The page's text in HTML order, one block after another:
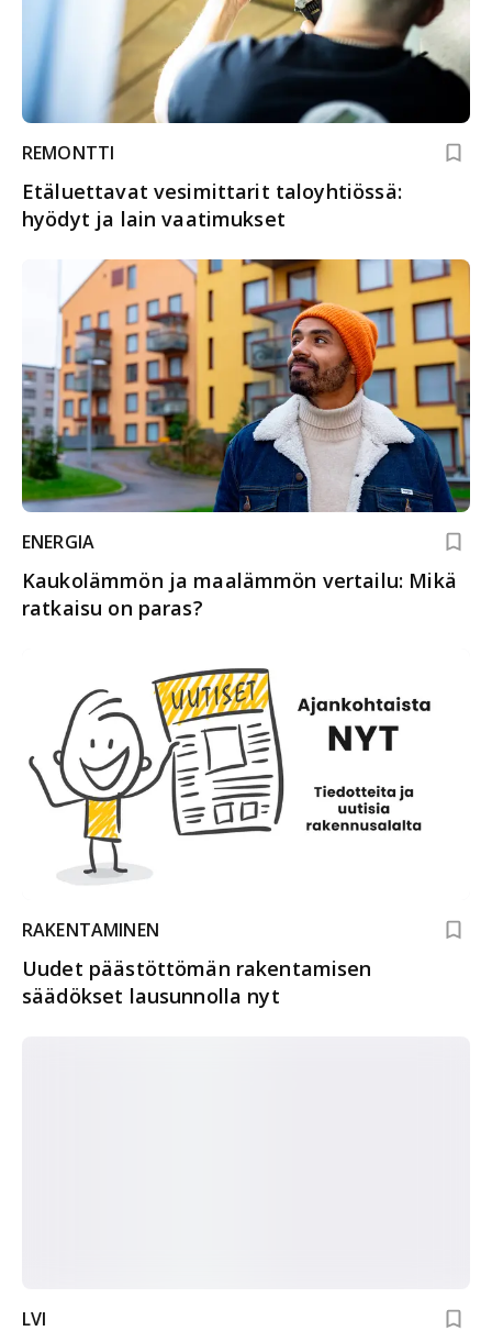
REMONTTI
Etäluettavat vesimittarit taloyhtiössä:
hyödyt ja lain vaatimukset
ENERGIA
Kaukolämmön ja maalämmön vertailu: Mikä
ratkaisu on paras?
RAKENTAMINEN
Uudet päästöttömän rakentamisen
säädökset lausunnolla nyt
LVI